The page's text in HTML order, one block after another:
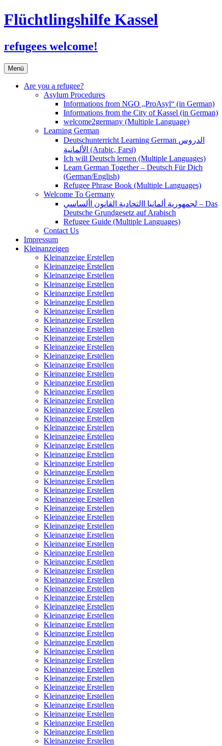
Flüchtlingshilfe Kassel
refugees welcome!
Menü Zum
Inhalt
springen
Are you a refugee?
Asylum Procedures
Informations from NGO „ProAsyl“ (in German)
Informations from the City of Kassel (in German)
welcome2germany (Multiple Language)
Learning German
Deutschunterricht Learning German الدروس
الألمانية (Arabic, Farsi)
Ich will Deutsch lernen (Multiple Languages)
Learn German Together – Deutsch Für Dich
(German/English)
Refugee Phrase Book (Multiple Languages)
Welcome To Germany
لجمهورية ألمانيا االتحادية القانون األساسي – Das
Deutsche Grundgesetz auf Arabisch
Refugee Guide (Multiple Languages)
Contact Us
Impressum
Kleinanzeigen
Kleinanzeige Erstellen
Kleinanzeige Erstellen
Kleinanzeige Erstellen
Kleinanzeige Erstellen
Kleinanzeige Erstellen
Kleinanzeige Erstellen
Kleinanzeige Erstellen
Kleinanzeige Erstellen
Kleinanzeige Erstellen
Kleinanzeige Erstellen
Kleinanzeige Erstellen
Kleinanzeige Erstellen
Kleinanzeige Erstellen
Kleinanzeige Erstellen
Kleinanzeige Erstellen
Kleinanzeige Erstellen
Kleinanzeige Erstellen
Kleinanzeige Erstellen
Kleinanzeige Erstellen
Kleinanzeige Erstellen
Kleinanzeige Erstellen
Kleinanzeige Erstellen
Kleinanzeige Erstellen
Kleinanzeige Erstellen
Kleinanzeige Erstellen
Kleinanzeige Erstellen
Kleinanzeige Erstellen
Kleinanzeige Erstellen
Kleinanzeige Erstellen
Kleinanzeige Erstellen
Kleinanzeige Erstellen
Kleinanzeige Erstellen
Kleinanzeige Erstellen
Kleinanzeige Erstellen
Kleinanzeige Erstellen
Kleinanzeige Erstellen
Kleinanzeige Erstellen
Kleinanzeige Erstellen
Kleinanzeige Erstellen
Kleinanzeige Erstellen
Kleinanzeige Erstellen
Kleinanzeige Erstellen
Kleinanzeige Erstellen
Kleinanzeige Erstellen
Kleinanzeige Erstellen
Kleinanzeige Erstellen
Kleinanzeige Erstellen
Kleinanzeige Erstellen
Kleinanzeige Erstellen
Kleinanzeige Erstellen
Kleinanzeige Erstellen
Kleinanzeige Erstellen
Kleinanzeige Erstellen
Kleinanzeige Erstellen
Kleinanzeige Erstellen